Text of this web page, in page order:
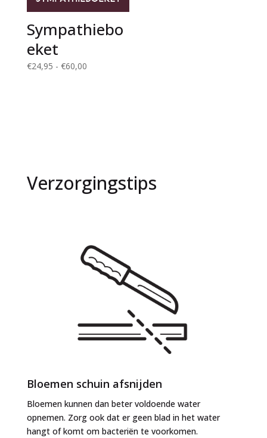
Sympathiebo
eket
€24,95 - €60,00Prijsklasse:
Verzorgingstips
Bloemen schuin afsnijden
Bloemen kunnen dan beter voldoende water
opnemen. Zorg ook dat er geen blad in het water
hangt of komt om bacteriën te voorkomen.